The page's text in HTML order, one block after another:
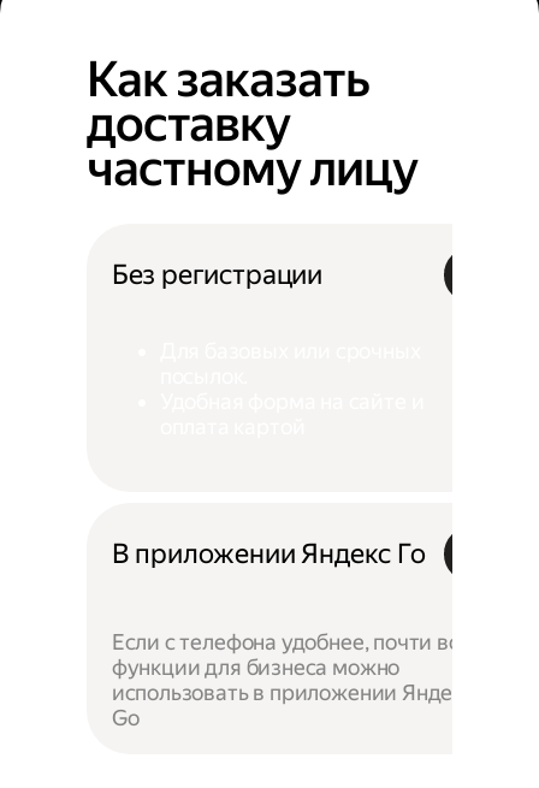
Как заказать
доставку
частному лицу
Без регистрации
В приложении Яндекс Го
Если с телефона удобнее, почти все
функции для бизнеса можно
использовать в приложении Яндекс
Go